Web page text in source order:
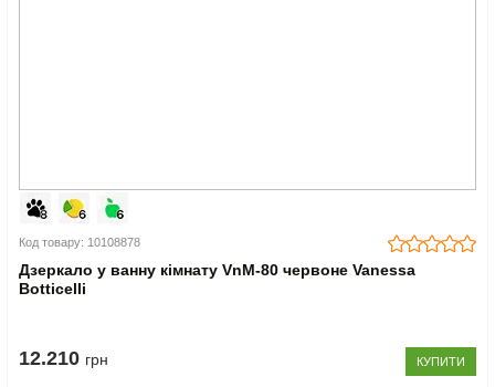
Код товару: 10108878
Дзеркало у ванну кімнату VnM-80 червоне Vanessa
Botticelli
12.210 грн КУПИТИ